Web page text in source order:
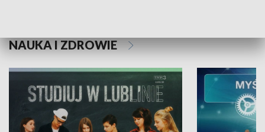
NAUKA I ZDROWIE